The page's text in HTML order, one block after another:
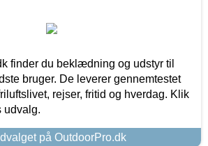
finder du beklædning og udstyr til
bruger. De leverer gennemtestet
rejser, fritid og hverdag. Klik
udvalg.
på OutdoorPro.dk